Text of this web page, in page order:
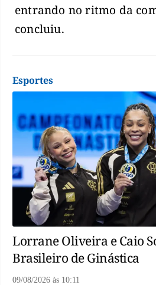
entrando no ritmo da
concluiu.
Esportes
Lorrane Oliveira e Caio
Brasileiro de Ginástica
09/08/2026 às 10:11